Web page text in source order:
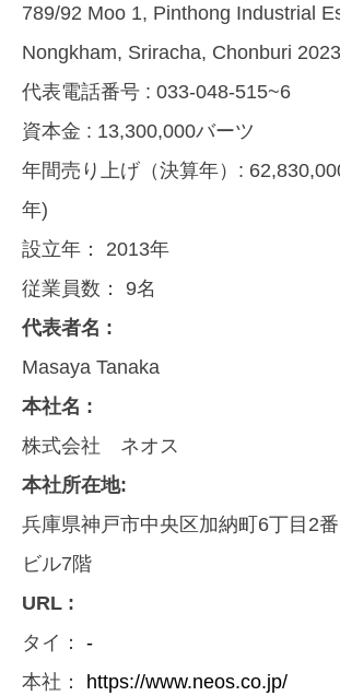
789/92 Moo 1, Pinthong Industrial
Nongkham, Sriracha, Chonburi
代表電話番号 : 033-048-515~6
資本金 : 13,300,000バーツ
年間売り上げ（決算年）:
年)
設立年： 2013年
従業員数： 9名
代表者名 :
Masaya Tanaka
本社名 :
株式会社 ネオス
本社所在地:
兵庫県神戸市中央区加納町6丁目2
ビル7階
URL :
タイ： -
本社： https://www.neos.co.jp/